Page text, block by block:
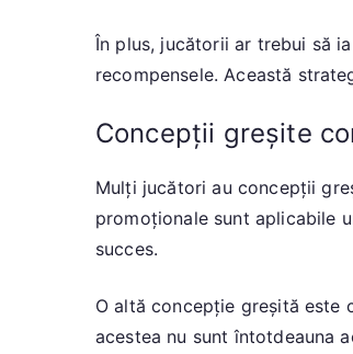
În plus, jucătorii ar trebui să
recompensele. Această
Concepții greșite
Mulți jucători au concepții
promoționale sunt aplicabile
succes.
O altă concepție greșită este
acestea nu sunt întotdeauna